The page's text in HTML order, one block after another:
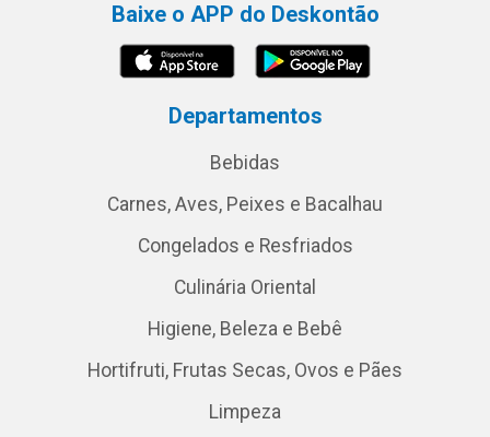
Baixe o APP do Deskontão
Departamentos
Bebidas
Carnes, Aves, Peixes e Bacalhau
Congelados e Resfriados
Culinária Oriental
Higiene, Beleza e Bebê
Hortifruti, Frutas Secas, Ovos e Pães
Limpeza